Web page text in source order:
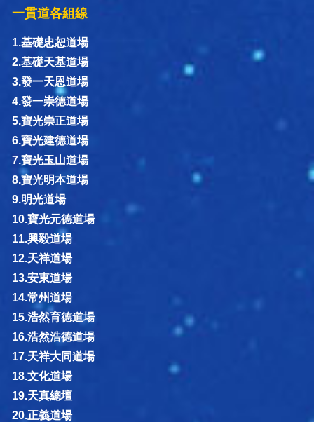
一貫道各組線
1.基礎忠恕道場
2.基礎天基道場
3.發一天恩道場
4.發一崇德道場
5.寶光崇正道場
6.寶光建德道場
7.寶光玉山道場
8.寶光明本道場
9.明光道場
10.寶光元德道場
11.興毅道場
12.天祥道場
13.安東道場
14.常州道場
15.浩然育德道場
16.浩然浩德道場
17.天祥大同道場
18.文化道場
19.天真總壇
20.正義道場